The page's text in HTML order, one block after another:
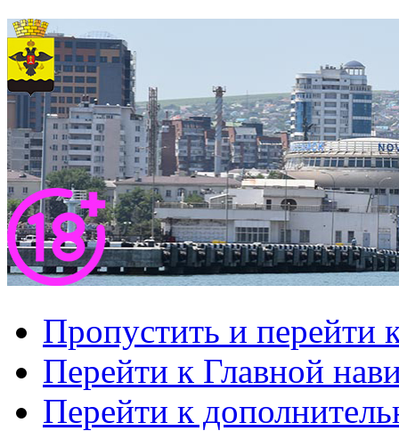
Пропустить и перейти
Перейти к Главной
Перейти к